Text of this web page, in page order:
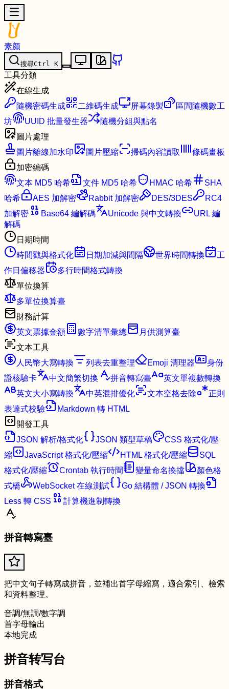
素颜
搜尋Ctrl K
工具分類
在線生成
隨機密碼生成
二維碼生成 屏幕錄製
區間隨機數工
坊
UUID 批量發生器
隨機分組與點名
圖片處理
圖片離線加水印
圖片壓縮 掃碼內容讀取
條碼畫板
加密編碼
文本 MD5 哈希
文件 MD5 哈希 HMAC 哈希
SHA
哈希
AES 加解密 Rabbit 加解密 DES/3DES
RC4
加解密
Base64 編解碼 Unicode 與中文轉換
URL 編
解碼
日期時間
時間戳與格式化
日期加減與間隔 世界時間轉換
工
作日偏移器
多行時間格式轉換
單位換算
多單位換算臺
財務計算
英文票據金額
數字清單彙總
月供測算臺
文本工具
人民幣大寫轉換
列表去重整理 Emoji 清理器
身份
證核驗卡
中文簡繁切換 拼音轉寫臺
英文單複數轉換
英文大小寫轉換
中英混排優化 文本空格去除
正則
表達式校驗
Markdown 轉 HTML
開發工具
JSON 解析/格式化
JSON 類型草稿
CSS 格式化/壓
縮
JavaScript 格式化/壓縮 HTML 格式化/壓縮
SQL
格式化/壓縮
Crontab 執行時間 變量命名換擋
顏色格
式橋
WebSocket 在線測試
Go 結構體 / JSON 轉換
Less 轉 CSS
計算機進制轉換
拼音轉寫臺
把中文句子轉寫成拼音，並補出首字母縮寫，適合索引、檢索
和資料整理。
音調/無調/數字調
首字母輸出
本地完成
拼音转写台
拼音格式